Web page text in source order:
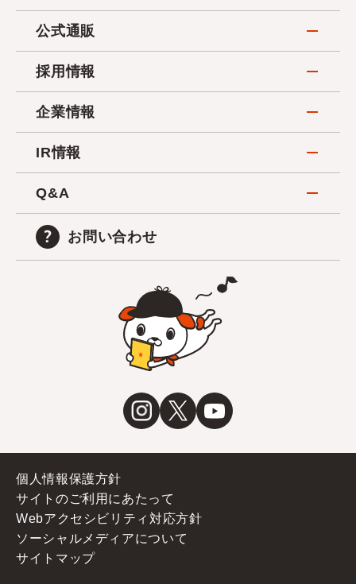
公式通販
採用情報
企業情報
IR情報
Q&A
お問い合わせ
個人情報保護方針
サイトのご利用にあたって
Webアクセシビリティ対応方針
ソーシャルメディアについて
サイトマップ